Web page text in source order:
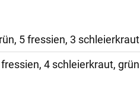
5 fressien, 3 schleierkraut
4 schleierkraut, grün